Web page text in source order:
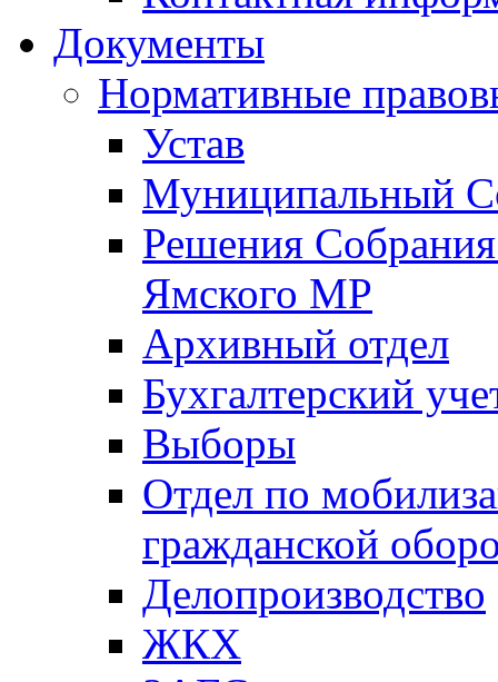
Документы
Нормативные
Устав
Муниципальный
Решения
Ямского МР
Архивный отдел
Бухгалтерский
Выборы
Отдел по
гражданской
Делопроизводство
ЖКХ